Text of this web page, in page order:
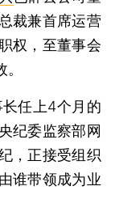
裁兼首席运营
权，至董事会
任上4个月的
纪委监察部网
，正接受组织
谁带领成为业